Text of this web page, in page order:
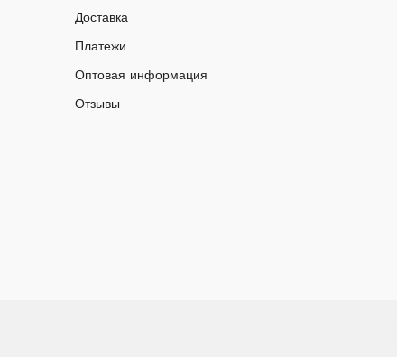
Доставка
Платежи
Оптовая информация
Отзывы